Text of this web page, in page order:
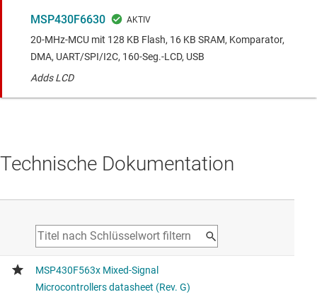
MSP430F6630
20-MHz-MCU mit 128 KB Flash, 16 KB SRAM, Komparator,
DMA, UART/SPI/I2C, 160-Seg.-LCD, USB
Adds LCD
Technische Dokumentation